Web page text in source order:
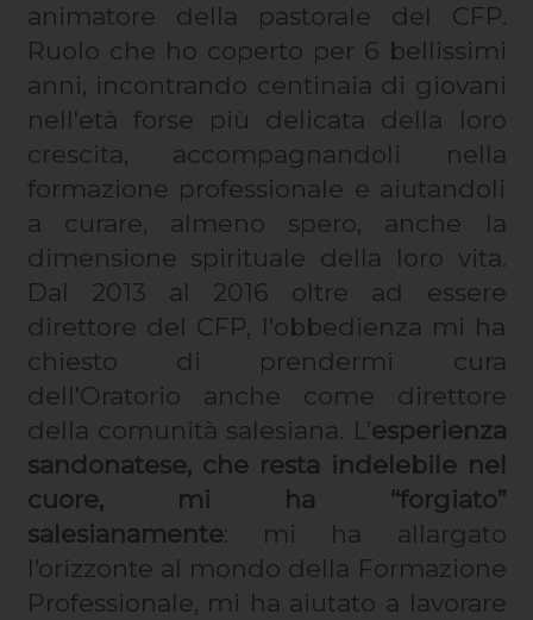
animatore della pastorale del CFP.
Ruolo che ho coperto per 6 bellissimi
anni, incontrando centinaia di giovani
nell'età forse più delicata della loro
crescita, accompagnandoli nella
formazione professionale e aiutandoli
a curare, almeno spero, anche la
dimensione spirituale della loro vita.
Dal 2013 al 2016 oltre ad essere
direttore del CFP, l'obbedienza mi ha
chiesto di prendermi cura
dell'Oratorio anche come direttore
della comunità salesiana. L’esperienza
sandonatese, che resta indelebile nel
cuore,
mi ha “forgiato”
salesianamente: mi ha allargato
l’orizzonte al mondo della Formazione
Professionale, mi ha aiutato a lavorare